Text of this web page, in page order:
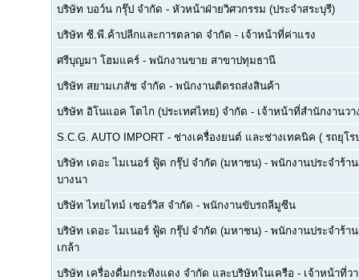
บริษัท บอว์น กรุ๊ป จำกัด - หัวหน้าฝ่ายวิศวกรรม (ประจำสระบุรี)
บริษัท ซี.พี.ค้าปลีกและการตลาด จำกัด - เจ้าหน้าที่ค่าแรง
ศรีบุญมา โฮมแคร์ - พนักงานขาย สาขาปทุมธานี
บริษัท สยามเภสัช จำกัด - พนักงานติดรถส่งสินค้า
บริษัท อิโนแอค โตไก (ประเทศไทย) จำกัด - เจ้าหน้าที่สำนักงานวา
S.C.G. AUTO IMPORT - ช่างเครื่องยนต์ และช่างเทคนิค ( รถยุโ
บริษัท เดอะ ไมเนอร์ ฟู้ด กรุ๊ป จำกัด (มหาชน) - พนักงานประจำร้า
บางนา
บริษัท ไทยไทม์ เซอร์วิส จำกัด - พนักงานขับรถลีมูซีน
บริษัท เดอะ ไมเนอร์ ฟู้ด กรุ๊ป จำกัด (มหาชน) - พนักงานประจำร้า
เกล้า
บริษัท เครื่องดื่มกระทิงแดง จำกัด และบริษัทในเครือ - เจ้าหน้าที่ว